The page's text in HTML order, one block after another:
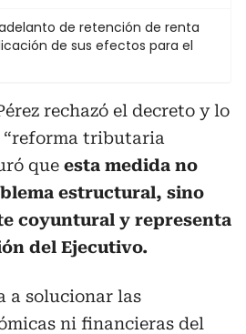
de retención de renta
de sus efectos para el
rechazó el decreto y lo
tributaria
que esta medida no
estructural, sino
coyuntural y representa
del Ejecutivo.
a solucionar las
ni financieras del